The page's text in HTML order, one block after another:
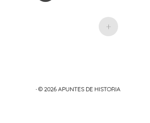
+
· © 2026 APUNTES DE HISTORIA